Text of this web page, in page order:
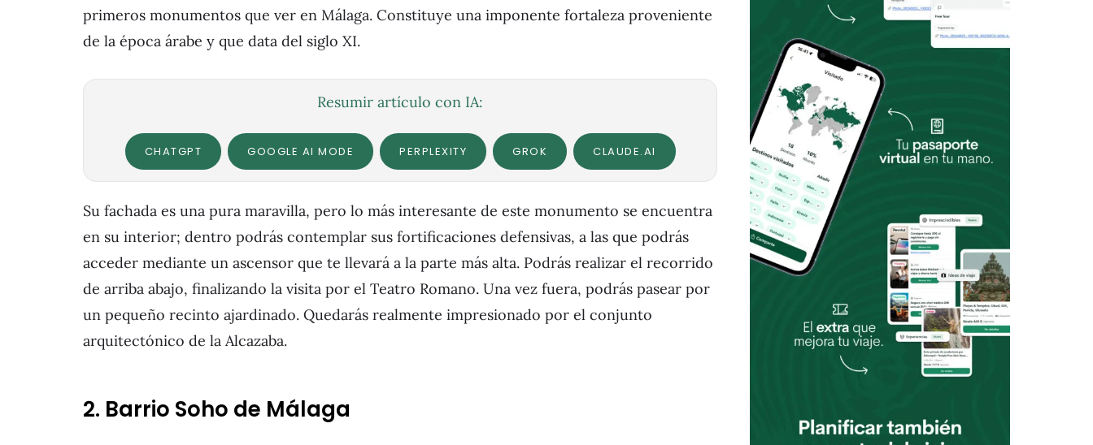
primeros monumentos que ver en Málaga. Constituye una imponente fortaleza proveniente
de la época árabe y que data del siglo XI.
Resumir artículo con IA:
CHATGPT GOOGLE AI MODE PERPLEXITY GROK CLAUDE.AI
Su fachada es una pura maravilla, pero lo más interesante de este monumento se encuentra
en su interior; dentro podrás contemplar sus fortificaciones defensivas, a las que podrás
acceder mediante un ascensor que te llevará a la parte más alta. Podrás realizar el recorrido
de arriba abajo, finalizando la visita por el Teatro Romano. Una vez fuera, podrás pasear por
un pequeño recinto ajardinado. Quedarás realmente impresionado por el conjunto
arquitectónico de la Alcazaba.
2. Barrio Soho de Málaga